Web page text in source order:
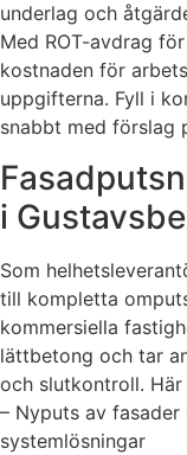
underlag och
Med ROT-avdrag
kostnaden för
uppgifterna. Fyll i
snabbt med förslag
i
Som
till kompletta
kommersiella
lättbetong och tar
och slutkontroll.
– Nyputs av
systemlösningar